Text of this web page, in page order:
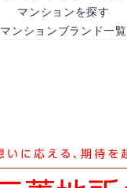
マンションを探す
マンションブランド一覧